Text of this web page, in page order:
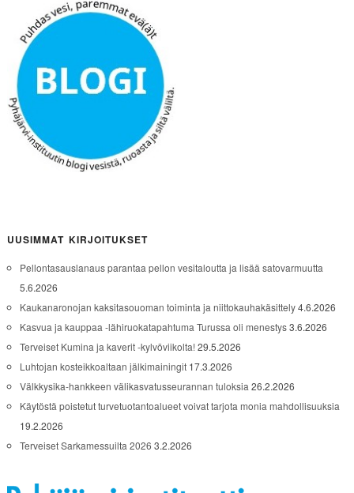
UUSIMMAT KIRJOITUKSET
Pellontasauslanaus parantaa pellon vesitaloutta ja lisää satovarmuutta
5.6.2026
Kaukanaronojan kaksitasouoman toiminta ja niittokauhakäsittely4.6.2026
Kasvua ja kauppaa -lähiruokatapahtuma Turussa oli menestys3.6.2026
Terveiset Kumina ja kaverit -kylvöviikolta!29.5.2026
Luhtojan kosteikkoaltaan jälkimainingit 17.3.2026
Välkkysika-hankkeen välikasvatusseurannan tuloksia 26.2.2026
Käytöstä poistetut turvetuotantoalueet voivat tarjota monia mahdollisuuksia
19.2.2026
Terveiset Sarkamessuilta 2026 3.2.2026